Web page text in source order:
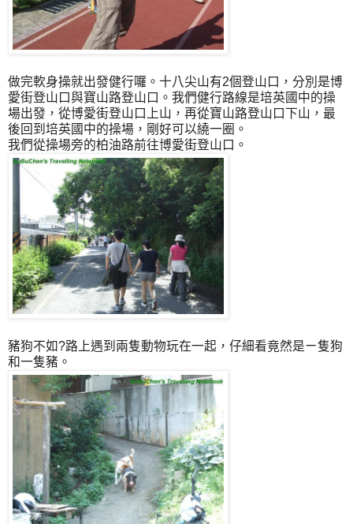
做完軟身操就出發健行囉。十八尖山有2個登山口，分別是博
愛街登山口與寶山路登山口。我們健行路線是培英國中的操
場出發，從博愛街登山口上山，再從寶山路登山口下山，最
後回到培英國中的操場，剛好可以繞一圈。
我們從操場旁的柏油路前往博愛街登山口。
豬狗不如?路上遇到兩隻動物玩在一起，仔細看竟然是ㄧ隻狗
和一隻豬。